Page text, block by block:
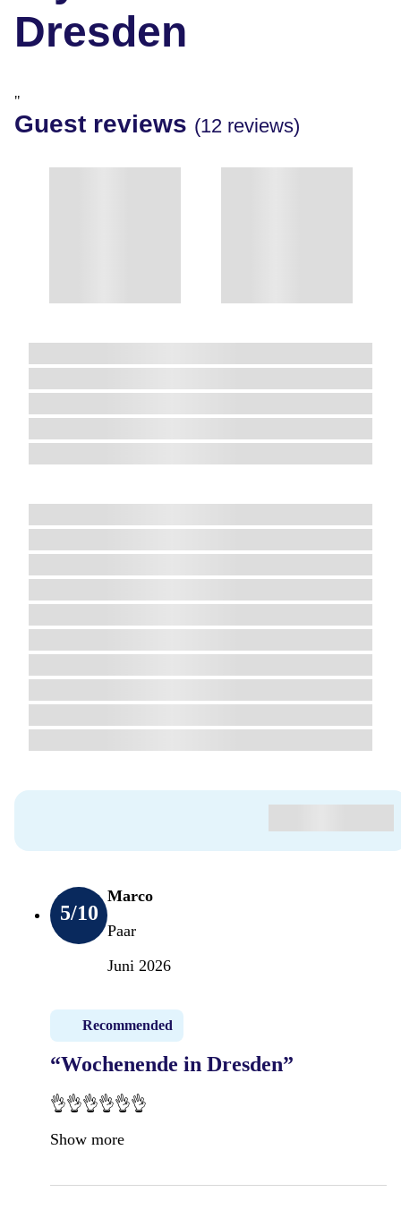
Dresden
"
Guest reviews (12 reviews)
5/10
Marco
Paar
Juni 2026
Recommended
“Wochenende in Dresden”
👌👌👌👌👌👌
Show more